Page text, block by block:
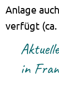
Anlage
verfügt
in